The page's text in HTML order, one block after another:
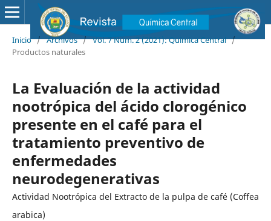
Inicio / Archivos / Vol. 7 Núm. 2 (2021): Química Central /
Productos naturales
La Evaluación de la actividad
nootrópica del ácido clorogénico
presente en el café para el
tratamiento preventivo de
enfermedades
neurodegenerativas
Actividad Nootrópica del Extracto de la pulpa de café (Coffea
arabica)